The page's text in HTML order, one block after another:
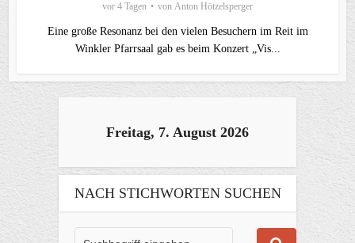
vor 4 Tagen von Anton Hötzelsperger
Eine große Resonanz bei den vielen Besuchern im Reit im
Winkler Pfarrsaal gab es beim Konzert „Vis...
Freitag, 7. August 2026
NACH STICHWORTEN SUCHEN